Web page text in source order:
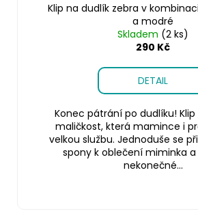
Klip na dudlík zebra v
a modré
Skladem (2 ks)
290 Kč
DETAIL
Konec pátrání po dudlíku!
maličkost, která mamince i
velkou službu. Jednoduše se
spony k oblečení miminka
nekonečné...